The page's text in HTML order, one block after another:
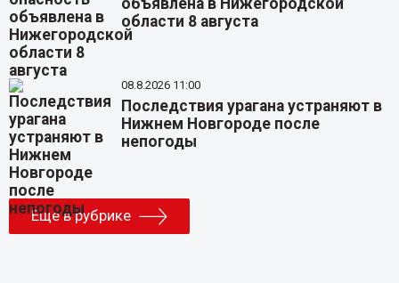
области 8 августа
08.8.2026 11:00
Последствия урагана устраняют в
Нижнем Новгороде после
непогоды
Еще в рубрике